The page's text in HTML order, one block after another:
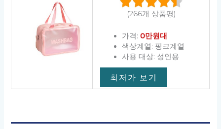
(266개 상품평)
가격: 0만원대
색상계열: 핑크계열
사용 대상: 성인용
최저가 보기